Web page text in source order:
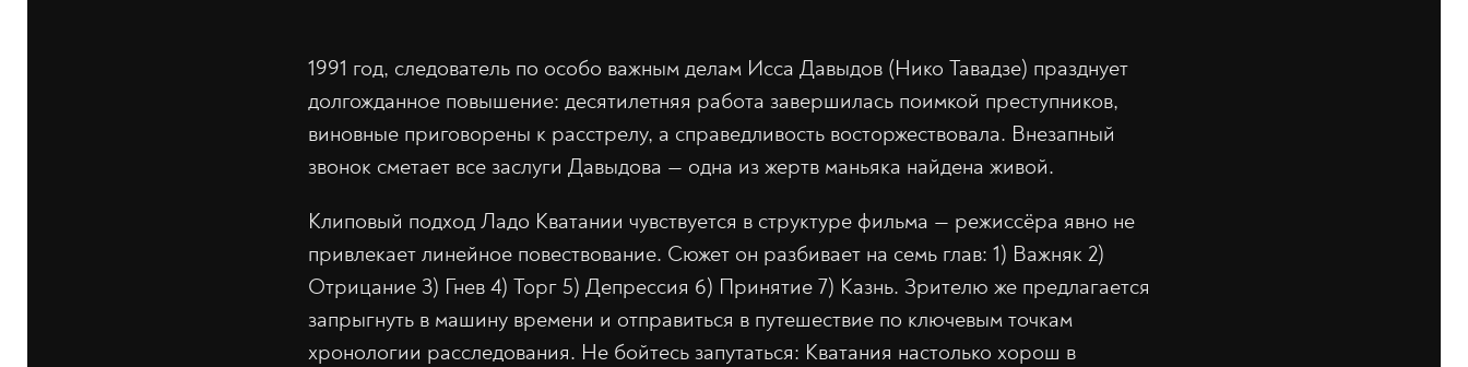
1991 год, следователь по особо важным делам Исса Давыдов (Нико Тавадзе) празднует
долгожданное повышение: десятилетняя работа завершилась поимкой преступников,
виновные приговорены к расстрелу, а справедливость восторжествовала. Внезапный
звонок сметает все заслуги Давыдова — одна из жертв маньяка найдена живой.
Клиповый подход Ладо Кватании чувствуется в структуре фильма — режиссёра явно не
привлекает линейное повествование. Сюжет он разбивает на семь глав: 1) Важняк 2)
Отрицание 3) Гнев 4) Торг 5) Депрессия 6) Принятие 7) Казнь. Зрителю же предлагается
запрыгнуть в машину времени и отправиться в путешествие по ключевым точкам
хронологии расследования. Не бойтесь запутаться: Кватания настолько хорош в